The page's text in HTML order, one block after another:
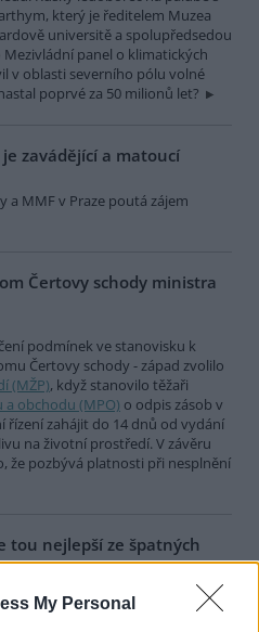
My Personal
který je ředitelem Muzea
universitě a spolupředsedou
panel o klimatických
v oblasti severního pólu volné
poprvé za 50 milionů let?
zavádějící a matoucí
a MMF v Praze poutá zájem
Čertovy schody ministra
podmínek ve stanovisku k
Čertovy schody - západ zvolilo
(MŽP), když stanovilo těžaři
obchodu (MPO) o odpis zásob v
řízení zahájit do 14 dnů od vydání
na životní prostředí. V závěru
že pozbývá platnosti při nesplnění
tou nejlepší ze špatných
náhodou narazil na ohnivou